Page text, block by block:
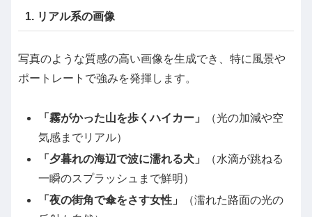
1. リアル系の画像
写真のような質感の高い画像を生成でき、特に風景や
ポートレートで強みを発揮します。
「霧がかった山を歩くハイカー」
（光の加減や空
気感までリアル）
「夕暮れの海辺で波に濡れる犬」
（水滴が跳ねる
一瞬のスプラッシュまで鮮明）
「夜の街角で傘をさす女性」
（濡れた路面の光の